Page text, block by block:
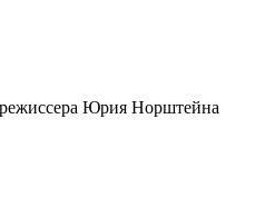
режиссера Юрия Норштейна